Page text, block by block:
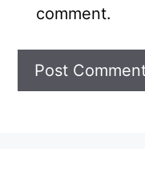
comment.